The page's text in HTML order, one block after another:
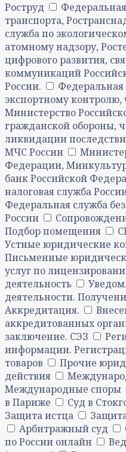
Роструд
транспорта,
служба по
атомному надзору,
цифрового развития,
коммуникаций
России.
экспортному
Министерство
гражданской обороны,
ликвидации
МЧС России
Федерации,
банк Российской
налоговая служба
Федеральная служба
России
Подбор помещения
Устные юридические
Письменные
услуг по
деятельность
деятельности.
Аккредитация.
аккредитованных
заключение. СЭЗ
информации.
товаров
Прочие
действия
Международные споры
в Париже
Суд в
Защита истца
Арбитражный суд
по России онлайн